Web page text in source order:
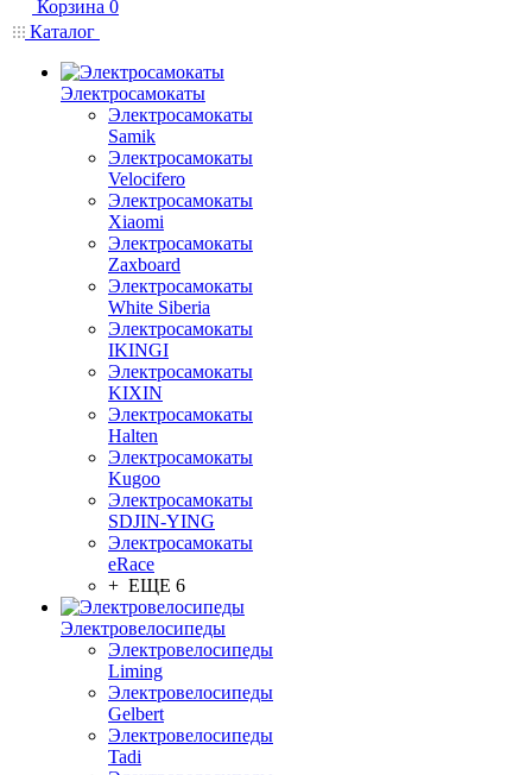
Корзина 0
Каталог
Электросамокаты
Электросамокаты
Samik
Электросамокаты
Velocifero
Электросамокаты
Xiaomi
Электросамокаты
Zaxboard
Электросамокаты
White Siberia
Электросамокаты
IKINGI
Электросамокаты
KIXIN
Электросамокаты
Halten
Электросамокаты
Kugoo
Электросамокаты
SDJIN-YING
Электросамокаты
eRace
+ ЕЩЕ 6
Электровелосипеды
Электровелосипеды
Liming
Электровелосипеды
Gelbert
Электровелосипеды
Tadi